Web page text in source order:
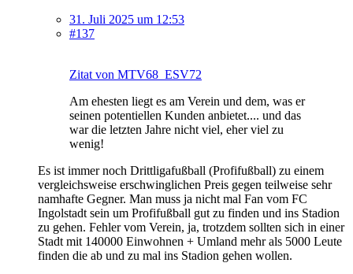
31. Juli 2025 um 12:53
#137
Zitat von MTV68_ESV72
Am ehesten liegt es am Verein und dem, was er
seinen potentiellen Kunden anbietet.... und das
war die letzten Jahre nicht viel, eher viel zu
wenig!
Es ist immer noch Drittligafußball (Profifußball) zu einem
vergleichsweise erschwinglichen Preis gegen teilweise sehr
namhafte Gegner. Man muss ja nicht mal Fan vom FC
Ingolstadt sein um Profifußball gut zu finden und ins Stadion
zu gehen. Fehler vom Verein, ja, trotzdem sollten sich in einer
Stadt mit 140000 Einwohnen + Umland mehr als 5000 Leute
finden die ab und zu mal ins Stadion gehen wollen.